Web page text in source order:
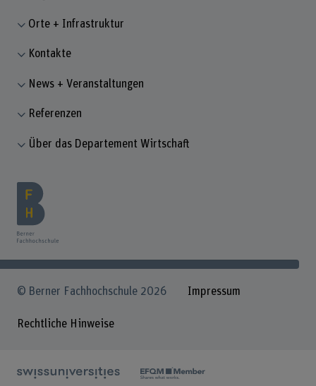
Orte + Infrastruktur
Kontakte
News + Veranstaltungen
Referenzen
Über das Departement Wirtschaft
© Berner Fachhochschule 2026 Impressum
Rechtliche Hinweise